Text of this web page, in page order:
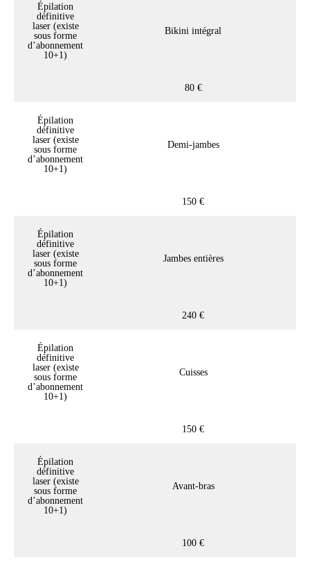
Épilation
définitive
laser (existe
sous forme
d’abonnement
10+1)
Bikini intégral
80 €
Épilation
définitive
laser (existe
sous forme
d’abonnement
10+1)
Demi-jambes
150 €
Épilation
définitive
laser (existe
sous forme
d’abonnement
10+1)
Jambes entières
240 €
Épilation
définitive
laser (existe
sous forme
d’abonnement
10+1)
Cuisses
150 €
Épilation
définitive
laser (existe
sous forme
d’abonnement
10+1)
Avant-bras
100 €